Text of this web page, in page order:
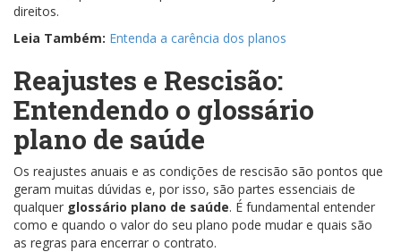
direitos.
Leia Também: Entenda a carência dos planos
Reajustes e Rescisão:
Entendendo o glossário
plano de saúde
Os reajustes anuais e as condições de rescisão são pontos que
geram muitas dúvidas e, por isso, são partes essenciais de
qualquer glossário plano de saúde. É fundamental entender
como e quando o valor do seu plano pode mudar e quais são
as regras para encerrar o contrato.